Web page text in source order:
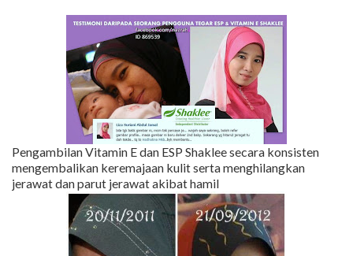
Pengambilan Vitamin E dan ESP Shaklee secara konsisten
mengembalikan keremajaan kulit serta menghilangkan
jerawat dan parut jerawat akibat hamil